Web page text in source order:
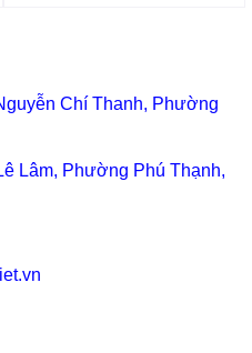
Chí Thanh, Phường
Lâm, Phường Phú Thạnh,